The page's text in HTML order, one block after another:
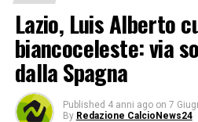
Lazio, Luis Alberto
biancoceleste: via
dalla Spagna
Published 4 anni ago on 7
By Redazione CalcioNews24